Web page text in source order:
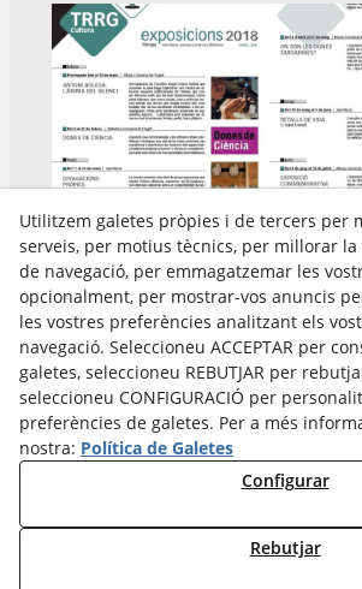
Avís Legal
Política Cookies
Política de Privacitat
Utilitzem galetes pròpies i de tercers per
serveis, per motius tècnics, per millorar
de navegació, per emmagatzemar les
opcionalment, per mostrar-vos anuncis
les vostres preferències analitzant els
navegació. Seleccioneu ACCEPTAR per
galetes, seleccioneu REBUTJAR per
seleccioneu CONFIGURACIÓ per
preferències de galetes. Per a més
nostra: Política de Galetes
Configurar
Rebutjar